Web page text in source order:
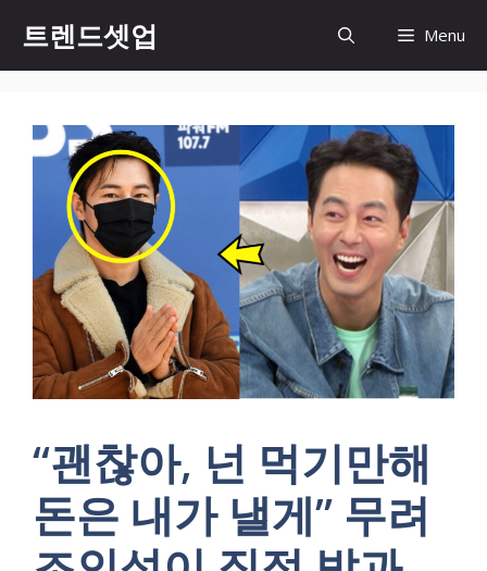
츠
트렌드셋업 Menu
“괜찮아, 넌 먹기만해
돈은 내가 낼게” 무려